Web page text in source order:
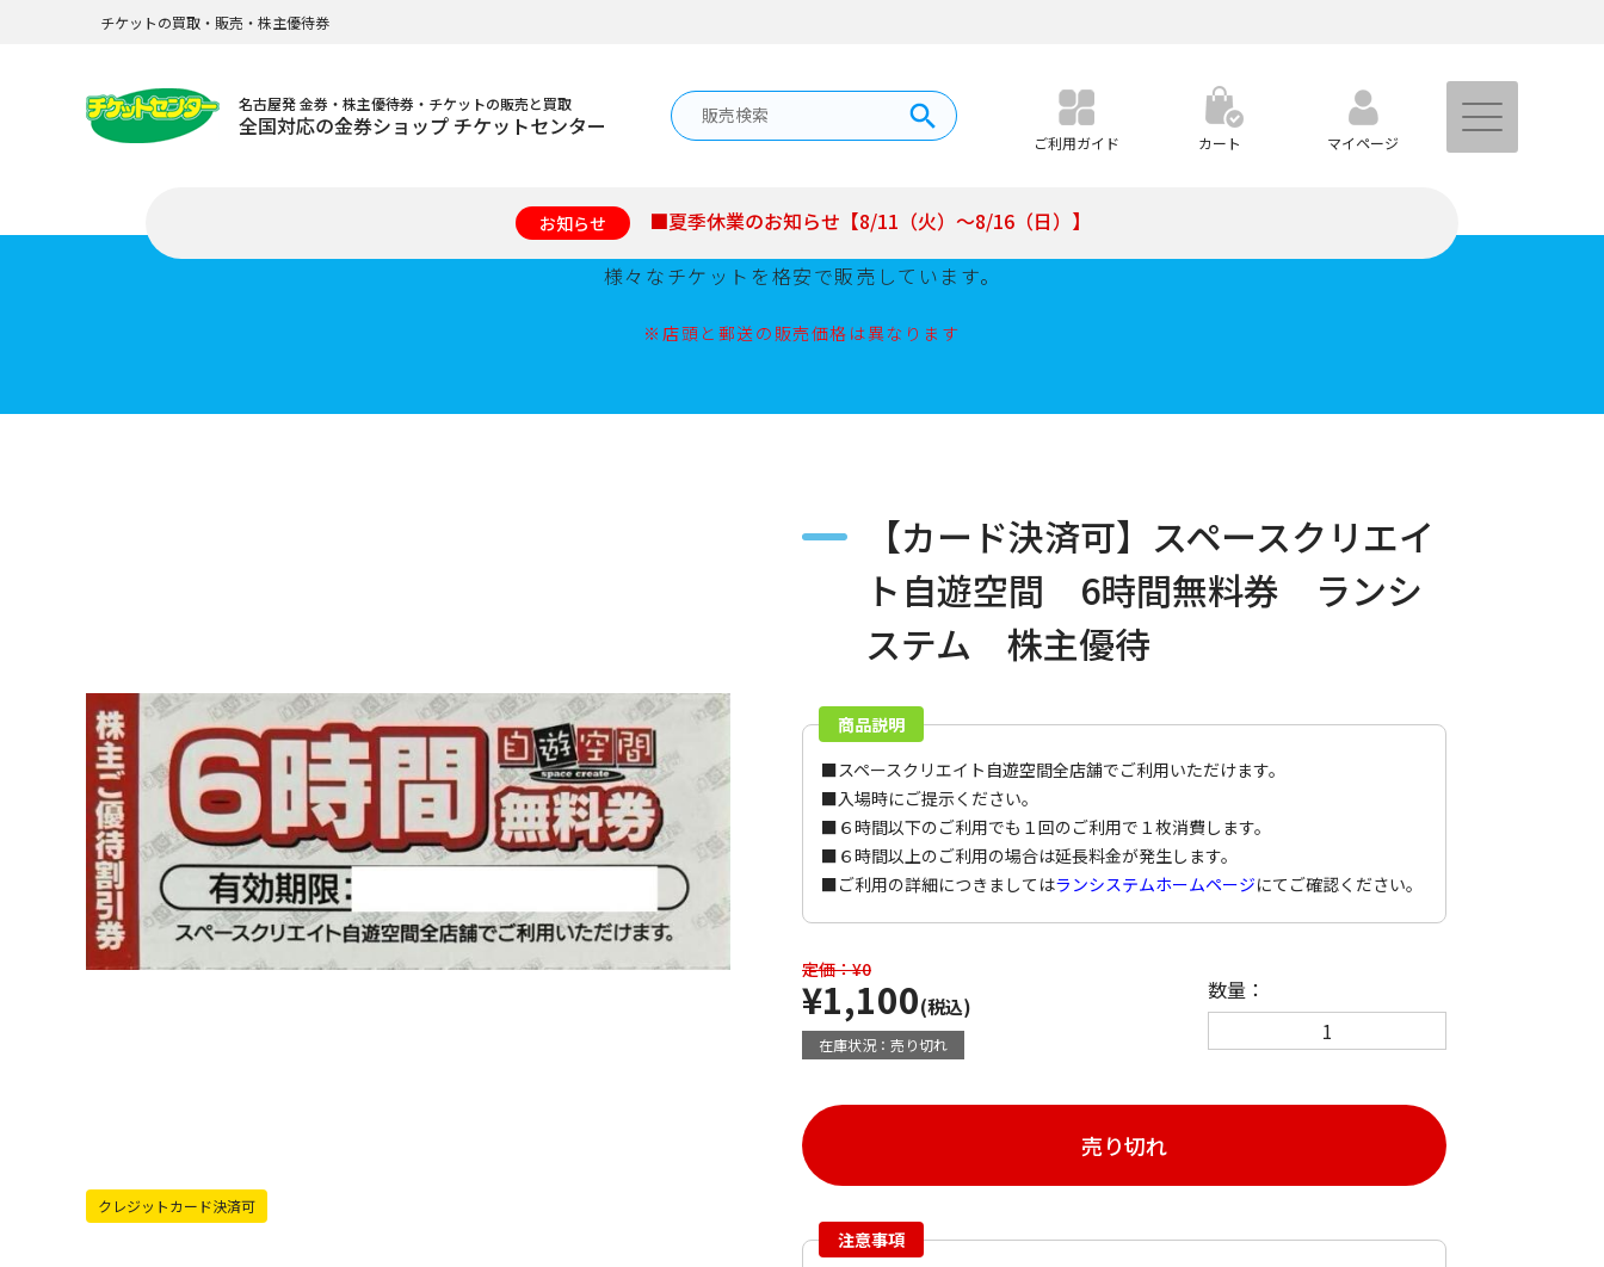
チケットの買取・販売・株主優待券
名古屋発 金券・株主優待券・チケットの販売と買取
全国対応の金券ショップ チケットセンター
ご利用ガイド カート マイページ
お知らせ ■夏季休業のお知らせ【8/11（火）～8/16（日）】
チケット販売
格安新幹線、格安航空券、野球チケット、イベント公演チケットなど
様々なチケットを格安で販売しています。
※店頭と郵送の販売価格は異なります
クレジットカード決済可
【カード決済可】スペースクリエイ
ト自遊空間 6時間無料券 ランシ
ステム 株主優待
商品説明
■スペースクリエイト自遊空間全店舗でご利用いただけます。
■入場時にご提示ください。
■６時間以下のご利用でも１回のご利用で１枚消費します。
■６時間以上のご利用の場合は延長料金が発生します。
■ご利用の詳細につきましてはランシステムホームページにてご確認ください。
在庫状況：売り切れ
定価：¥0
¥1,100(税込)
数量：
売り切れ
注意事項